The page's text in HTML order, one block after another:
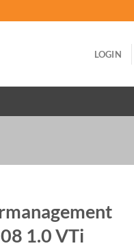
LOGIN
1.0 VTi